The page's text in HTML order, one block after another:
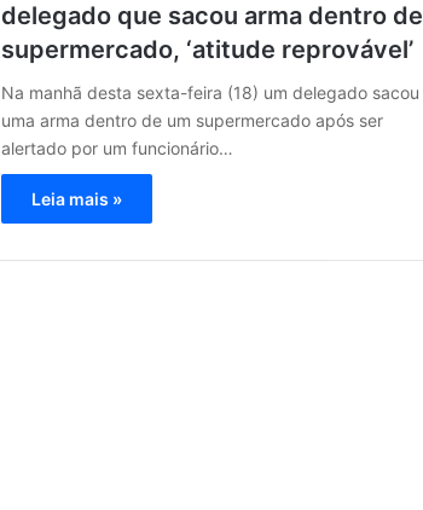
delegado que sacou arma dentro de
supermercado, ‘atitude reprovável’
Na manhã desta sexta-feira (18) um delegado sacou
uma arma dentro de um supermercado após ser
alertado por um funcionário…
Leia mais »